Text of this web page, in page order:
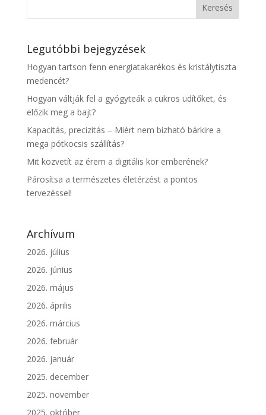
Legutóbbi bejegyzések
Hogyan tartson fenn energiatakarékos és kristálytiszta
medencét?
Hogyan váltják fel a gyógyteák a cukros üdítőket, és
előzik meg a bajt?
Kapacitás, precizitás – Miért nem bízható bárkire a
mega pótkocsis szállítás?
Mit közvetít az érem a digitális kor emberének?
Párosítsa a természetes életérzést a pontos
tervezéssel!
Archívum
2026. július
2026. június
2026. május
2026. április
2026. március
2026. február
2026. január
2025. december
2025. november
2025. október